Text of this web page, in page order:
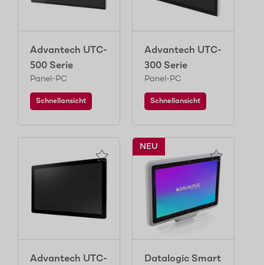
Advantech UTC-
500 Serie
Panel-PC
Schnellansicht
Advantech UTC-
300 Serie
Panel-PC
Schnellansicht
Advantech UTC-
NEU
Datalogic Smart